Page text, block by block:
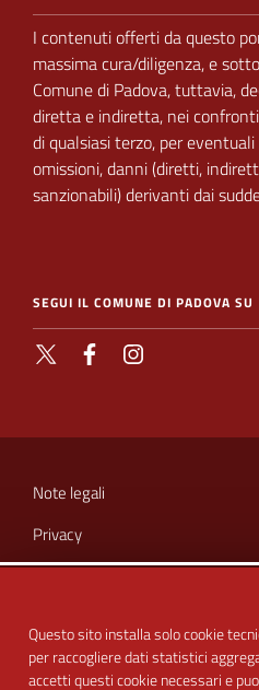
I contenuti offerti da questo
massima cura/diligenza, e
Comune di Padova,tuttavia,
diretta e indiretta, nei
di qualsiasi terzo, per
omissioni, danni (diretti,
sanzionabili) derivanti dai
SEGUI IL COMUNE DI PADOVA SU
Facebook
UTILI
Note legali
Privacy
Cookie
Dichiarazione di accessibilità
Questo sito installa solo cookie
per raccogliere dati statistici
accetti questi cookie necessari e